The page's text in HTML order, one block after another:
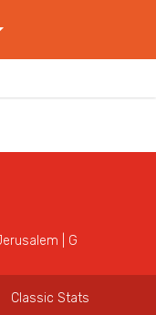
| G
Classic Stats